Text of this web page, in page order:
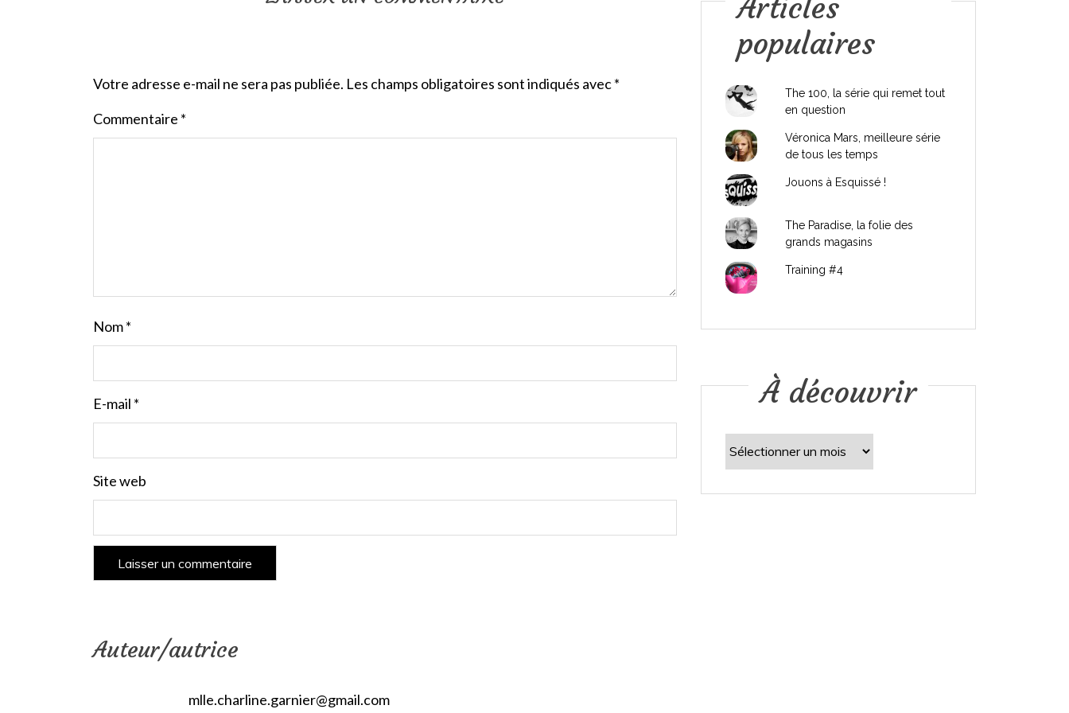
Votre adresse e-mail ne sera pas publiée. Les champs obligatoires sont indiqués avec*
Commentaire *
Nom*
E-mail *
Site web
Auteur/autrice
mlle.charline.garnier@gmail.com
populaires
The 100, la série qui remet tout
en question
Véronica Mars, meilleure série
de tous les temps
Jouons à Esquissé !
The Paradise, la folie des
grands magasins
Training #4
À découvrir
découvrir